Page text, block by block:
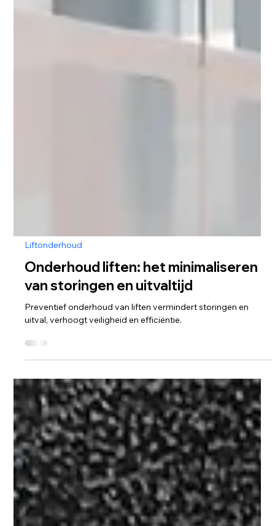
Liftonderhoud
Onderhoud liften: het minimaliseren
van storingen en uitvaltijd
Preventief onderhoud van liften vermindert storingen en
uitval, verhoogt veiligheid en efficiëntie.